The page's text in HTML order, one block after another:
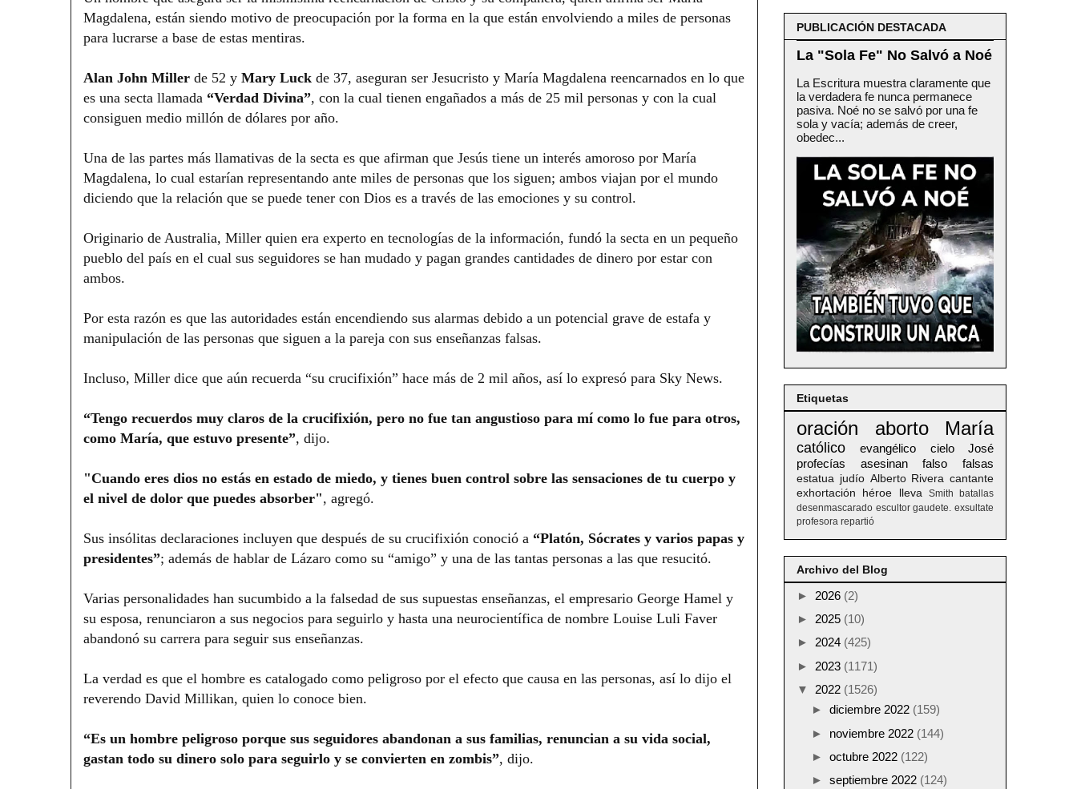
Magdalena, están siendo motivo de preocupación por la forma en la que están envolviendo a miles de personas
para lucrarse a base de estas mentiras.
Alan John Miller de 52 y Mary Luck de 37, aseguran ser Jesucristo y María Magdalena reencarnados en lo que
es una secta llamada “Verdad Divina”, con la cual tienen engañados a más de 25 mil personas y con la cual
consiguen medio millón de dólares por año.
Una de las partes más llamativas de la secta es que afirman que Jesús tiene un interés amoroso por María
Magdalena, lo cual estarían representando ante miles de personas que los siguen; ambos viajan por el mundo
diciendo que la relación que se puede tener con Dios es a través de las emociones y su control.
Originario de Australia, Miller quien era experto en tecnologías de la información, fundó la secta en un pequeño
pueblo del país en el cual sus seguidores se han mudado y pagan grandes cantidades de dinero por estar con
ambos.
Por esta razón es que las autoridades están encendiendo sus alarmas debido a un potencial grave de estafa y
manipulación de las personas que siguen a la pareja con sus enseñanzas falsas.
Incluso, Miller dice que aún recuerda “su crucifixión” hace más de 2 mil años, así lo expresó para Sky News.
“Tengo recuerdos muy claros de la crucifixión, pero no fue tan angustioso para mí como lo fue para otros,
como María, que estuvo presente”, dijo.
"Cuando eres dios no estás en estado de miedo, y tienes buen control sobre las sensaciones de tu cuerpo y
el nivel de dolor que puedes absorber", agregó.
Sus insólitas declaraciones incluyen que después de su crucifixión conoció a “Platón, Sócrates y varios papas y
presidentes”; además de hablar de Lázaro como su “amigo” y una de las tantas personas a las que resucitó.
Varias personalidades han sucumbido a la falsedad de sus supuestas enseñanzas, el empresario George Hamel y
su esposa, renunciaron a sus negocios para seguirlo y hasta una neurocientífica de nombre Louise Luli Faver
abandonó su carrera para seguir sus enseñanzas.
La verdad es que el hombre es catalogado como peligroso por el efecto que causa en las personas, así lo dijo el
reverendo David Millikan, quien lo conoce bien.
“Es un hombre peligroso porque sus seguidores abandonan a sus familias, renuncian a su vida social,
gastan todo su dinero solo para seguirlo y se convierten en zombis”, dijo.
PUBLICACIÓN DESTACADA
La "Sola Fe" No Salvó a Noé
La Escritura muestra claramente que
la verdadera fe nunca permanece
pasiva. Noé no se salvó por una fe
sola y vacía; además de creer,
obedec...
Etiquetas
oración aborto María
católico evangélico cielo
José
profecías
asesinan falso falsas
estatua judío Alberto Rivera cantante
exhortación
héroe lleva Smith
batallas
desenmascarado escultor gaudete. exsultate
profesora repartió
Archivo del Blog
► 2026 (2)
► 2025 (10)
► 2024 (425)
► 2023 (1171)
▼ 2022 (1526)
► diciembre 2022 (159)
► noviembre 2022 (144)
► octubre 2022 (122)
► septiembre 2022 (124)